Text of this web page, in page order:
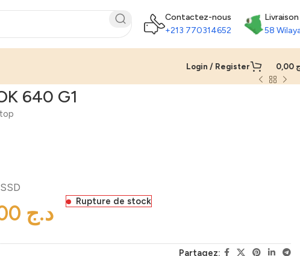
Contactez-nous
+213 770314652
Livraison
58
Login / Register
640 G1
د.ج Rupture de stock
Partagez: